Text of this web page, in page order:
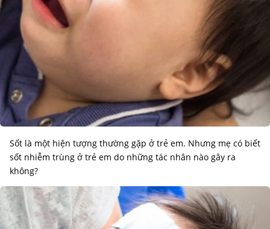
Sốt là một hiện tượng thường gặp ở trẻ em. Nhưng mẹ có biết
sốt nhiễm trùng ở trẻ em do những tác nhân nào gây ra
không?